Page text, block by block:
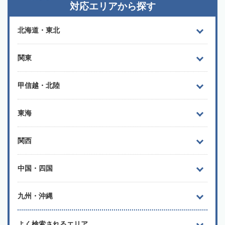
対応エリアから探す
北海道・東北
関東
甲信越・北陸
東海
関西
中国・四国
九州・沖縄